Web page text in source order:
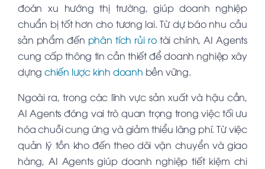
đoán xu hướng thị trường, giúp doanh nghiệp
chuẩn bị tốt hơn cho tương lai. Từ dự báo nhu cầu
sản phẩm đến phân tích rủi rotài chính, AI Agents
cung cấp thông tin cần thiết để doanh nghiệp xây
dựng chiến lược kinh doanh bền vững.
Ngoài ra, trong các lĩnh vực sản xuất và hậu cần,
AI Agents đóng vai trò quan trọng trong việc tối ưu
hóa chuỗi cung ứng và giảm thiểu lãng phí. Từ việc
quản lý tồn kho đến theo dõi vận chuyển và giao
hàng, AI Agents giúp doanh nghiệp tiết kiệm chi